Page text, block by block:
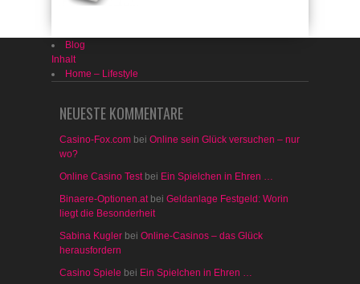
Blog
Inhalt
Home – Lifestyle
NEUESTE KOMMENTARE
Casino-Fox.com bei Online sein Glück versuchen – nur
wo?
Online Casino Testbei Ein Spielchen in Ehren …
Binaere-Optionen.atbei Geldanlage Festgeld: Worin
liegt die Besonderheit
Sabina Kugler bei Online-Casinos – das Glück
herausfordern
Casino Spiele bei Ein Spielchen in Ehren …